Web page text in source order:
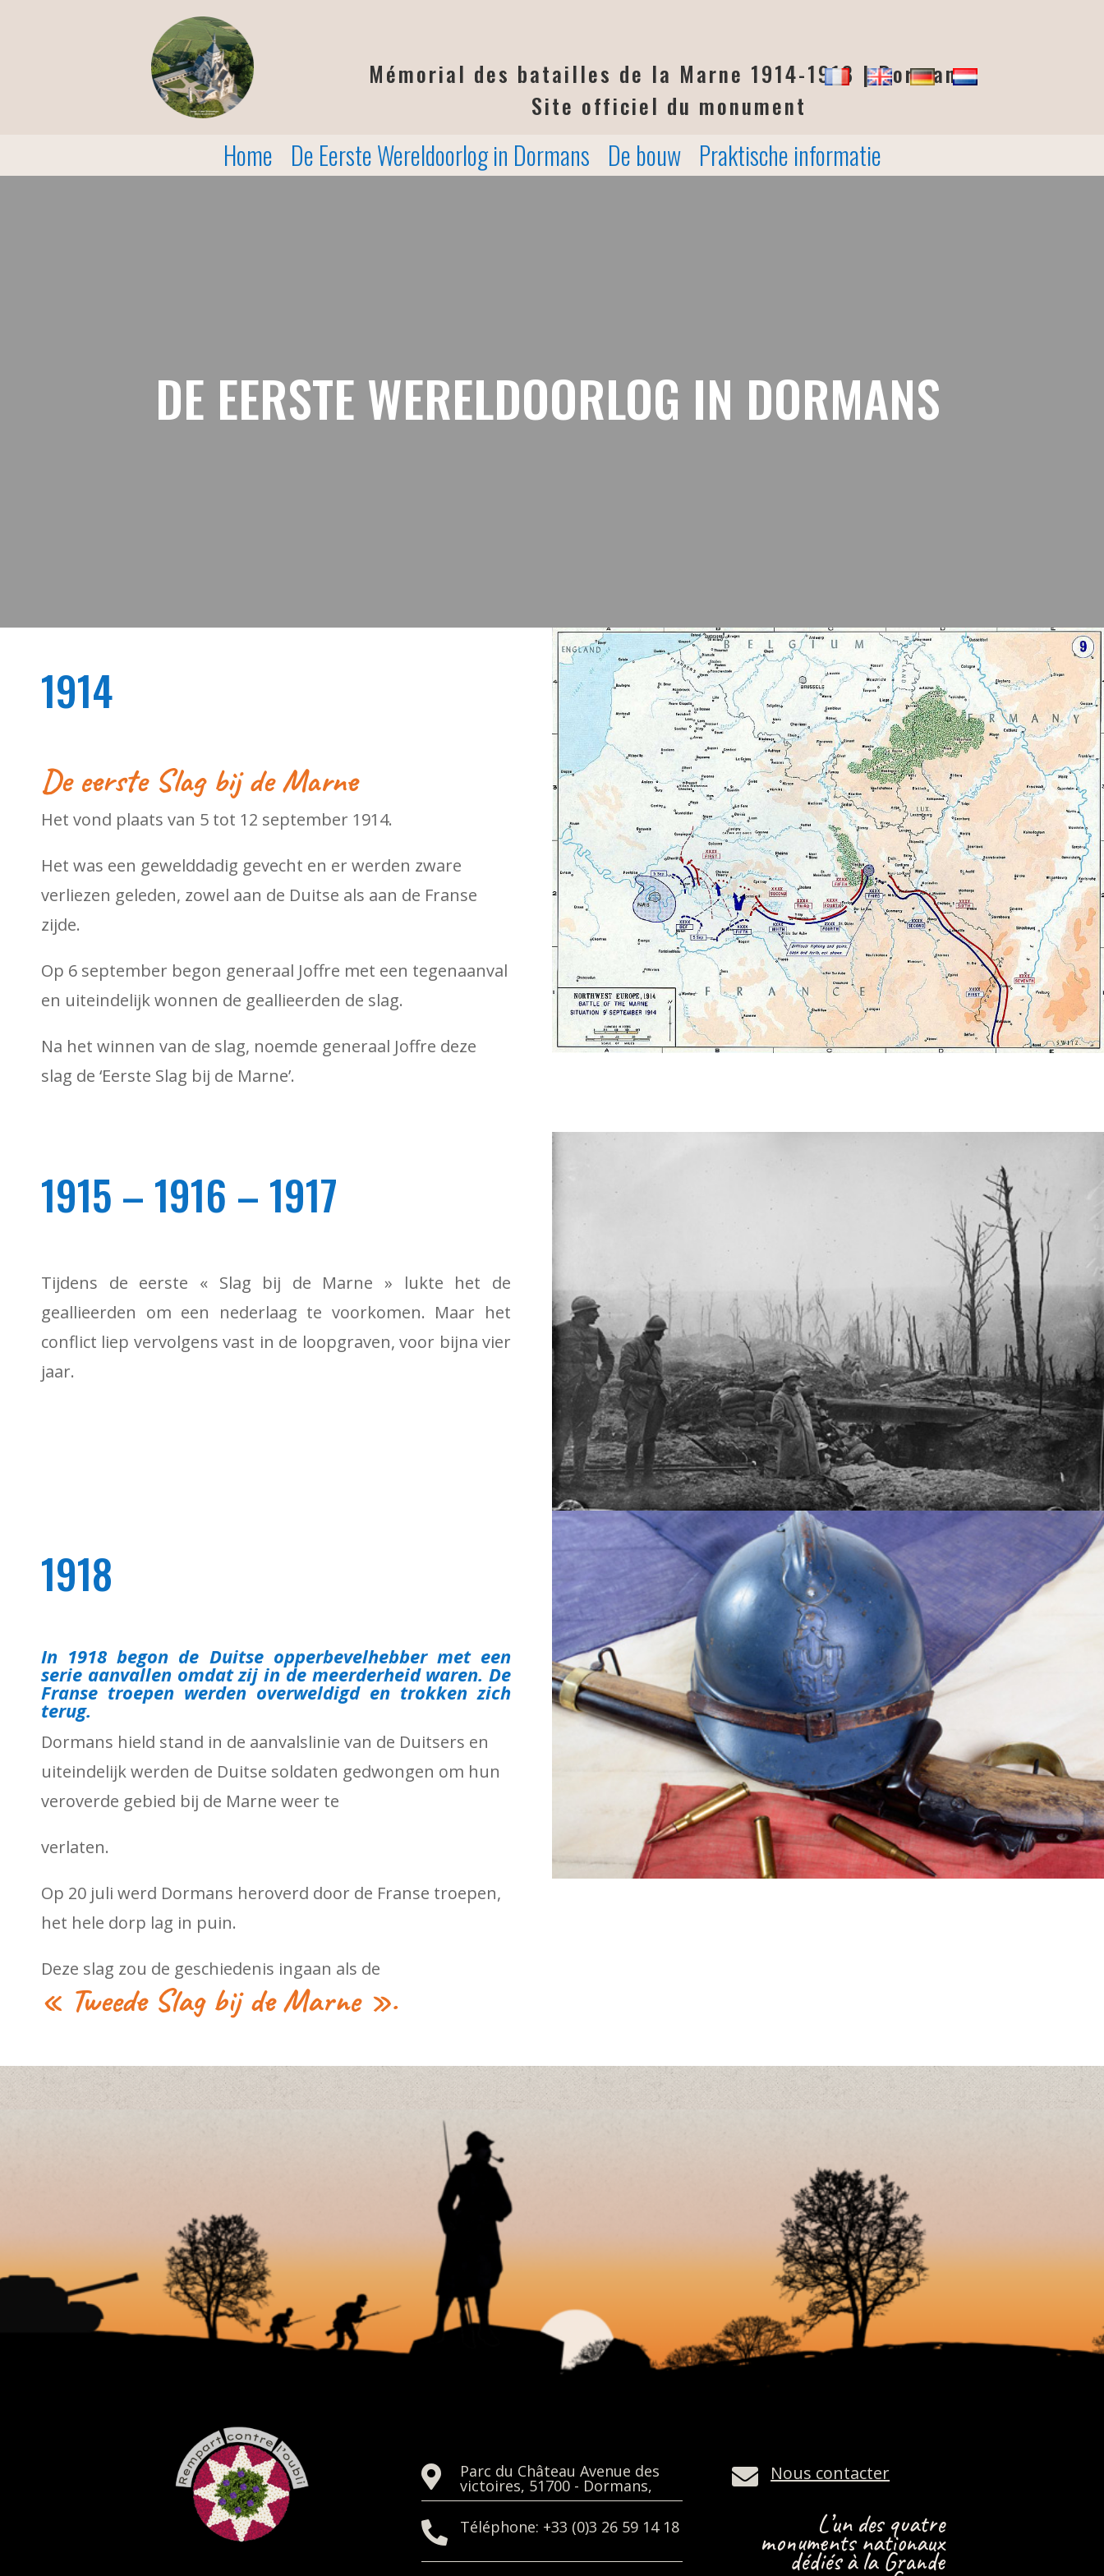
Mémorial des batailles de la Marne 1914-1918 | Dormans
Site officiel du monument
Home De Eerste Wereldoorlog in Dormans De bouw Praktische informatie
DE EERSTE WERELDOORLOG IN DORMANS
1914
De eerste Slag bij de Marne
Het vond plaats van 5 tot 12 september 1914.
Het was een gewelddadig gevecht en er werden zware
verliezen geleden, zowel aan de Duitse als aan de Franse
zijde.
Op 6 september begon generaal Joffre met een tegenaanval
en uiteindelijk wonnen de geallieerden de slag.
Na het winnen van de slag, noemde generaal Joffre deze
slag de ‘Eerste Slag bij de Marne’.
1915 – 1916 – 1917
Tijdens de eerste « Slag bij de Marne » lukte het de
geallieerden om een nederlaag te voorkomen. Maar het
conflict liep vervolgens vast in de loopgraven, voor bijna vier
jaar.
1918
In 1918 begon de Duitse opperbevelhebber met een
serie aanvallen omdat zij in de meerderheid waren. De
Franse troepen werden overweldigd en trokken zich
terug.
Dormans hield stand in de aanvalslinie van de Duitsers en
uiteindelijk werden de Duitse soldaten gedwongen om hun
veroverde gebied bij de Marne weer te
verlaten.
Op 20 juli werd Dormans heroverd door de Franse troepen,
het hele dorp lag in puin.
Deze slag zou de geschiedenis ingaan als de
« Tweede Slag bij de Marne ».
MEMORIAL DORMANS
 Parc du Château Avenue des
victoires, 51700 - Dormans,
 Téléphone: +33 (0)3 26 59 14 18
 Nous contacter
L’un des quatre
monuments nationaux
dédiés à la Grande